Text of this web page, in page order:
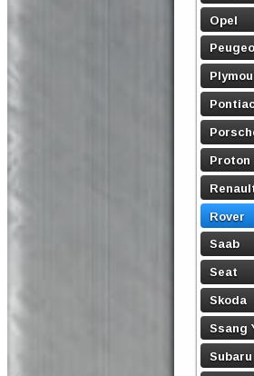
Opel
Proton
Rover
Saab
Seat
Skoda
Ssang
Subaru